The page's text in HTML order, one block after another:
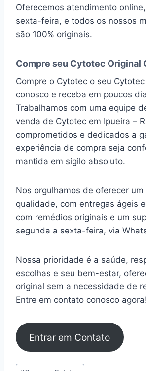
Oferecemos atendimento
sexta-feira, e todos os nossos
são 100% originais.
Compre seu Cytotec Original
Compre o Cytotec o seu
conosco e receba em poucos
Trabalhamos com uma equipe
venda de Cytotec em Ipueira –
comprometidos e dedicados a
experiência de compra seja
mantida em sigilo absoluto.
Nos orgulhamos de oferecer
qualidade, com entregas ágeis
com remédios originais e um
segunda a sexta-feira, via
Nossa prioridade é a saúde,
escolhas e seu bem-estar,
original sem a necessidade de
Entre em contato conosco agora!
Entrar em Contato
Tags